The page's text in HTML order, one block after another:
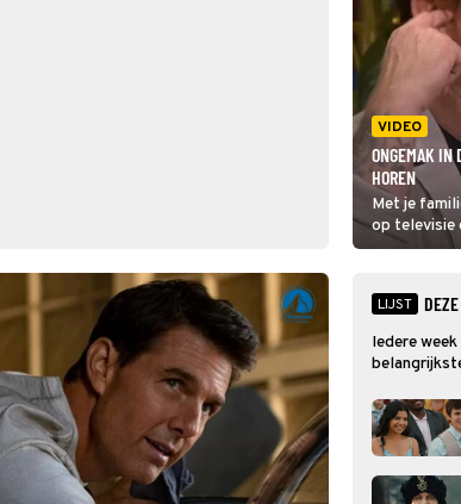
VIDEO
ONGEMAK IN
HOREN
Met je
op televisie
oren toen
LIJST
Iedere